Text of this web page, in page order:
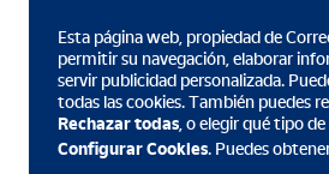
Descarga la App de Correos
Esta página web, propiedad de
permitir su navegación, elaborar
servir publicidad personalizada.
todas las cookies. También puedes
Rechazar todas, o elegir qué tipo
Configurar Cookies. Puedes